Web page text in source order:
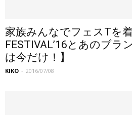
家族みんなでフェスTを
FESTIVAL’16とあのブラ
は今だけ！】
KIKO - 2016/07/08